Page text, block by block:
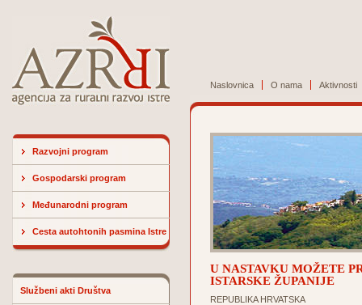
Naslovnica O nama Aktivnosti
Razvojni program
Gospodarski program
Međunarodni program
Cesta autohtonih pasmina Istre
Službeni akti Društva
U NASTAVKU MOŽETE
ISTARSKE ŽUPANIJE
REPUBLIKA HRVATSKA